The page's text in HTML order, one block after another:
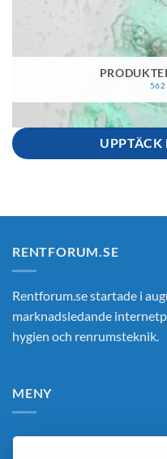
562
UPPTÄCK
RENTFORUM.SE
Rentforum.se startade i
marknadsledande
hygien och renrumsteknik.
MENY
Hem